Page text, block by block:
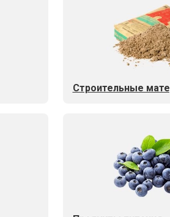
Строительные